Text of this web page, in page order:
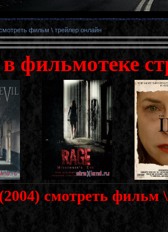
фильм \ трейлер онлайн
фильмотеке
смотреть фильм